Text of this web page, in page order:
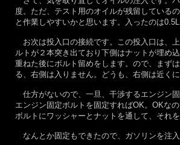
度。ただ、テスト用のオイルが残留している
と作業しやすいかと思います。入ったのは0.5L
お次は投入口の接続です。この投入口は、
ルトが２本突き出ており下側はナットが埋め
重ねた後にボルト留めをします。ので、まず
る、右側は入りません。どうも、右側は近く
仕方がないので、一旦、干渉するエンジン
エンジン固定ボルトを固定すればOK。OKな
ボルトにワッシャーとナットを通して、それ
なんとか固定もできたので、ガソリンを注